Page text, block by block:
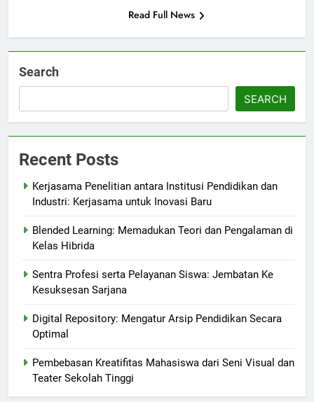
Read Full News
Search
SEARCH
Recent Posts
Kerjasama Penelitian antara Institusi Pendidikan dan
Industri: Kerjasama untuk Inovasi Baru
Blended Learning: Memadukan Teori dan Pengalaman di
Kelas Hibrida
Sentra Profesi serta Pelayanan Siswa: Jembatan Ke
Kesuksesan Sarjana
Digital Repository: Mengatur Arsip Pendidikan Secara
Optimal
Pembebasan Kreatifitas Mahasiswa dari Seni Visual dan
Teater Sekolah Tinggi